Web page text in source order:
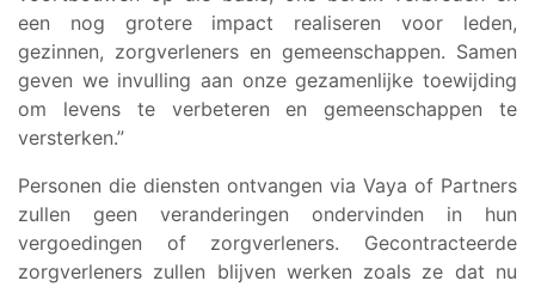
een nog grotere impact realiseren voor leden,
gezinnen, zorgverleners en gemeenschappen. Samen
geven we invulling aan onze gezamenlijke toewijding
om levens te verbeteren en gemeenschappen te
versterken.”
Personen die diensten ontvangen via Vaya of Partners
zullen geen veranderingen ondervinden in hun
vergoedingen of zorgverleners. Gecontracteerde
zorgverleners zullen blijven werken zoals ze dat nu